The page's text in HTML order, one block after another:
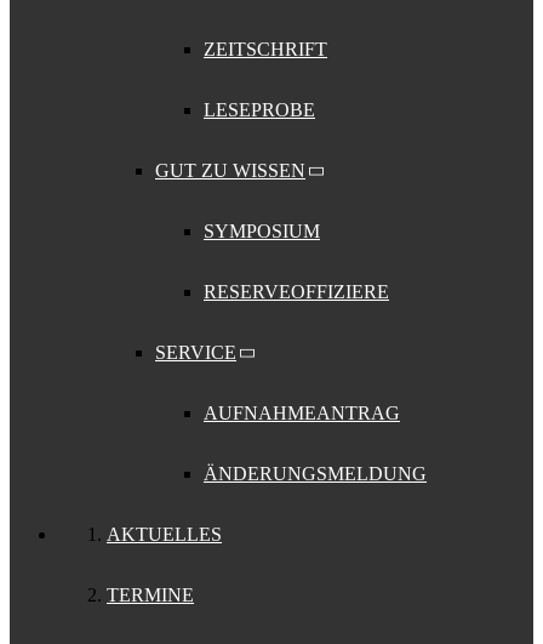
ZEITSCHRIFT
LESEPROBE
GUT ZU WISSEN
SYMPOSIUM
RESERVEOFFIZIERE
SERVICE
AUFNAHMEANTRAG
ÄNDERUNGSMELDUNG
AKTUELLES
TERMINE